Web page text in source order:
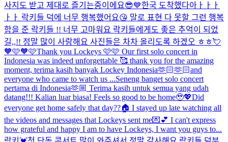
사지도 받고 제대로 즐기는중이에요😎💙한국 도착했다아ㅏㅏㅏ
ㅏㅏ 락키들 덕에 너무 행복했어요😘 말로 표현 다 못할 그런 행복
함을 준 락키들 !! 너무 고마워요 락키들에게도 좋은 추억이 되었
길,,!! 정말 많이 사랑해요 사진들은 차차 올리도록 하겠오 ㅎㅎ💘
🧡🩷🧡🩷Thank you Lockeys 🩷🩷 Our first solo concert in
Indonesia was indeed unforgettable 🥰 thank you for the amazing
moment, terima kasih banyak Lockey Indonesia🫶🏻🫶🏻and
everyone who came to watch us ...Seneng banget solo concert
pertama di Indonesia🫶🏼 Terima kasih untuk semua yang udah
datang!!! Kalian luar biasa! Feels so good to be home🥹💖Did
everyone get home safely that day??🏠 I stayed up late watching all
the videos and messages that Lockeys sent me💌💕 I can't express
how grateful and happy I am to have Lockeys, I want you guys to...